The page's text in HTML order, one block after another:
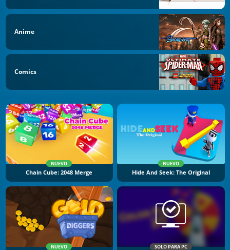
Anime
Comics
NUEVO
Chain Cube: 2048 Merge
NUEVO
Hide And Seek: The Original
NUEVO SOLO PARA PC